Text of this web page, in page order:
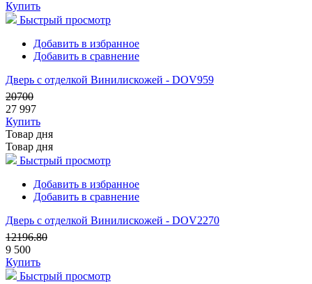
Купить
Быстрый просмотр
Добавить в избранное
Добавить в сравнение
Дверь с отделкой Винилискожей - DOV959
20700
27 997
Купить
Товар дня
Товар дня
Быстрый просмотр
Добавить в избранное
Добавить в сравнение
Дверь с отделкой Винилискожей - DOV2270
12196.80
9 500
Купить
Быстрый просмотр